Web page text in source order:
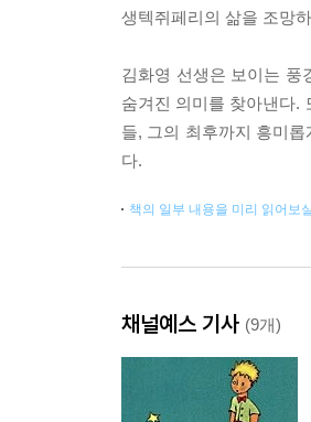
생텍쥐페리의 삶을 조망
김화영 선생은 보이는 풍
숨겨진 의미를 찾아낸다.
들, 그의 최후까지 흥미
다.
책의 일부 내용을 미리 읽어보
채널예스 기사 (9개)